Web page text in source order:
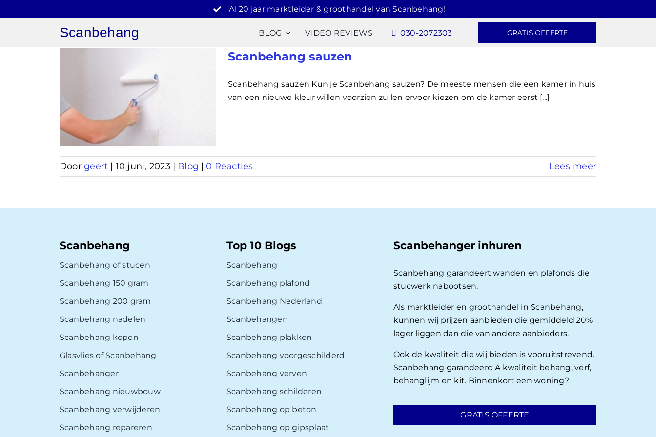
naar
Al 20 jaar marktleider & groothandel van Scanbehang!
Scanbehang BLOG VIDEO REVIEWS 030-2072303 GRATIS OFFERTE
Scanbehang sauzen
Scanbehang sauzen Kun je Scanbehang sauzen? De meeste mensen die een kamer in huis
van een nieuwe kleur willen voorzien zullen ervoor kiezen om de kamer eerst [...]
Doorgeert | 10 juni, 2023 | Blog | 0 Reacties Lees meer
Scanbehang
Scanbehang of stucen
Scanbehang 150 gram
Scanbehang 200 gram
Scanbehang nadelen
Scanbehang kopen
Glasvlies of Scanbehang
Scanbehanger
Scanbehang nieuwbouw
Scanbehang verwijderen
Scanbehang repareren
Top 10 Blogs
Scanbehang
Scanbehang plafond
Scanbehang Nederland
Scanbehangen
Scanbehang plakken
Scanbehang voorgeschilderd
Scanbehang verven
Scanbehang schilderen
Scanbehang op beton
Scanbehang op gipsplaat
Scanbehanger inhuren
Scanbehang garandeert wanden en plafonds die
stucwerk nabootsen.
Als marktleider en groothandel in Scanbehang,
kunnen wij prijzen aanbieden die gemiddeld 20%
lager liggen dan die van andere aanbieders.
Ook de kwaliteit die wij bieden is vooruitstrevend.
Scanbehang garandeerd A kwaliteit behang, verf,
behanglijm en kit. Binnenkort een woning?
GRATIS OFFERTE